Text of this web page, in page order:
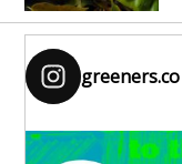
greeners.co